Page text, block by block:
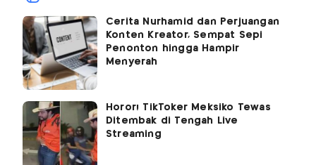
Cerita Nurhamid dan Perjuangan
Konten Kreator, Sempat Sepi
Penonton hingga Hampir
Menyerah
Horor! TikToker Meksiko Tewas
Ditembak di Tengah Live
Streaming